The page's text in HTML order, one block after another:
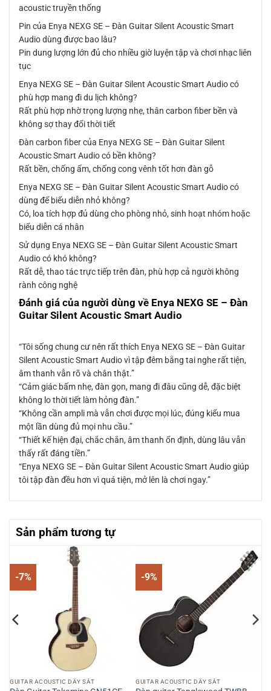
acoustic truyền thống
Pin của Enya NEXG SE – Đàn Guitar Silent Acoustic Smart
Audio dùng được bao lâu?
Pin dung lượng lớn đủ cho nhiều giờ luyện tập và chơi nhạc liên
tục
Enya NEXG SE – Đàn Guitar Silent Acoustic Smart Audio có
phù hợp mang đi du lịch không?
Rất phù hợp nhờ trọng lượng nhẹ, thân carbon fiber bền và
không sợ thay đổi thời tiết
Đàn carbon fiber của Enya NEXG SE – Đàn Guitar Silent
Acoustic Smart Audio có bền không?
Rất bền, chống ẩm, chống cong vênh tốt hơn đàn gỗ
Enya NEXG SE – Đàn Guitar Silent Acoustic Smart Audio có
dùng để biểu diễn nhỏ không?
Có, loa tích hợp đủ dùng cho phòng nhỏ, sinh hoạt nhóm hoặc
biểu diễn cá nhân
Sử dụng Enya NEXG SE – Đàn Guitar Silent Acoustic Smart
Audio có khó không?
Rất dễ, thao tác trực tiếp trên đàn, phù hợp cả người không
rành công nghệ
Đánh giá của người dùng về Enya NEXG SE – Đàn
Guitar Silent Acoustic Smart Audio
“Tôi sống chung cư nên rất thích Enya NEXG SE – Đàn Guitar
Silent Acoustic Smart Audio vì tập đêm bằng tai nghe rất tiện,
âm thanh vẫn rõ và chân thật.”
“Cảm giác bấm nhẹ, đàn gọn, mang đi đâu cũng dễ, đặc biệt
không lo thời tiết làm hỏng đàn.”
“Không cần ampli mà vẫn chơi được mọi lúc, đúng kiểu mua
một lần dùng đủ mọi nhu cầu.”
“Thiết kế hiện đại, chắc chắn, âm thanh ổn định, dùng lâu vẫn
thấy rất đáng tiền.”
“Enya NEXG SE – Đàn Guitar Silent Acoustic Smart Audio giúp
tôi tập đàn đều hơn vì quá tiện, mở lên là chơi ngay.”
Sản phẩm tương tự
-7%
GUITAR ACOUSTIC DÂY SẮT
-9%
GUITAR ACOUSTIC DÂY SẮT